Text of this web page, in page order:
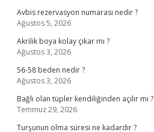
Avbis rezervasyon numarası nedir ?
Ağustos 5, 2026
Akrilik boya kolay çıkar mı ?
Ağustos 3, 2026
56-58 beden nedir ?
Ağustos 3, 2026
Bağlı olan tüpler kendiliğinden açılır mı ?
Temmuz 29, 2026
Turşunun olma süresi ne kadardır ?